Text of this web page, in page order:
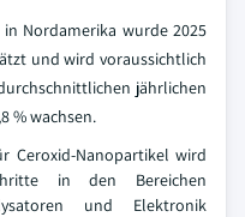
Nordamerika wurde 2025
und wird voraussichtlich
jährlichen
% wachsen.
Ceroxid-Nanopartikel wird
in den Bereichen
und Elektronik